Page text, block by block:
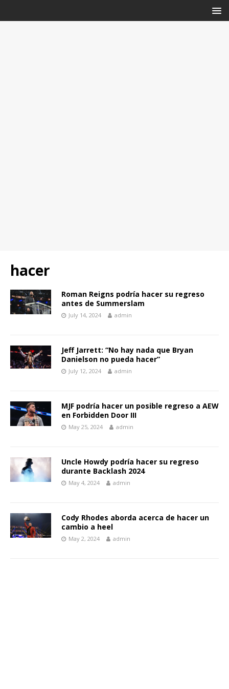
hacer
Roman Reigns podría hacer su regreso
antes de Summerslam
July 14, 2024 admin
Jeff Jarrett: “No hay nada que Bryan
Danielson no pueda hacer”
July 12, 2024 admin
MJF podría hacer un posible regreso a AEW
en Forbidden Door III
May 25, 2024 admin
Uncle Howdy podría hacer su regreso
durante Backlash 2024
May 4, 2024 admin
Cody Rhodes aborda acerca de hacer un
cambio a heel
May 2, 2024 admin